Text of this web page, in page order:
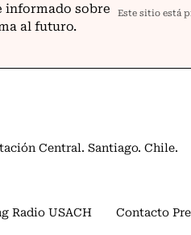
Central. Santiago. Chile.
Radio USACH Contacto